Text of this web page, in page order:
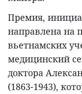
Премия,
направлена на
вьетнамских
медицинский
доктора
(1863-1943),